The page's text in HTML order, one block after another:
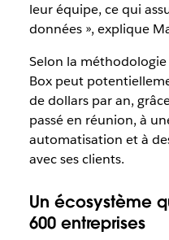
leur équipe, ce qui
données », explique
Selon la
Box peut
de dollars par an,
passé en réunion, à
automatisation et à
avec ses clients.
Un écosystème
600 entreprises